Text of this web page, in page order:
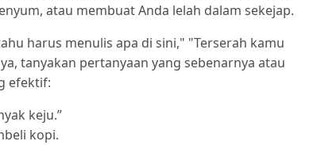
atau membuat Anda lelah dalam sekejap.
harus menulis apa di sini," "Terserah kamu
tanyakan pertanyaan yang sebenarnya atau
efektif:
keju.”
kopi.